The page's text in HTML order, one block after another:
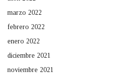
marzo 2022
febrero 2022
enero 2022
diciembre 2021
noviembre 2021